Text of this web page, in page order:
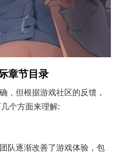
章节目录
，但根据游戏社区的反馈，
个方面来理解:
队逐渐改善了游戏体验，包